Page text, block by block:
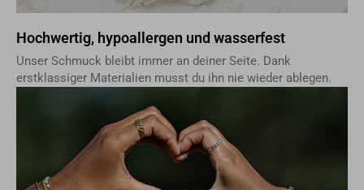
Hochwertig, hypoallergen und wasserfest
Unser Schmuck bleibt immer an deiner Seite. Dank
erstklassiger Materialien musst du ihn nie wieder ablegen.